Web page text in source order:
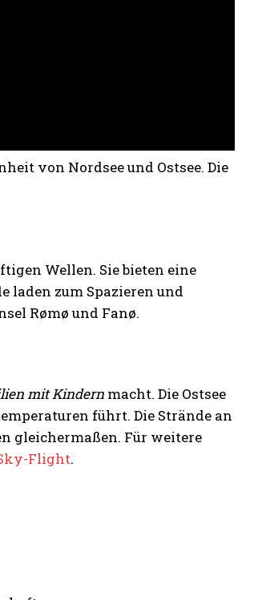
von Nordsee und Ostsee. Die
Wellen. Sie bieten eine
laden zum Spazieren und
Rømø und Fanø.
mit Kindern macht. Die Ostsee
führt. Die Strände an
gleichermaßen. Für weitere
Flight.